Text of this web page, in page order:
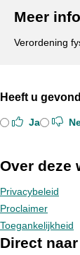
Meer
Verordening
Heeft u
Ja
Over deze
Privacybeleid
Proclaimer
Toegankelijkheid
Direct naar